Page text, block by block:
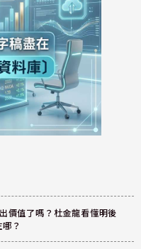
價值了嗎？杜金龍看懂明後
？